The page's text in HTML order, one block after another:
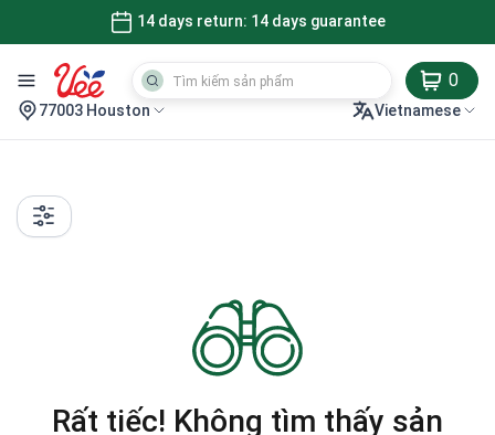
14 days return: 14 days guarantee
0
77003 Houston Vietnamese
Rất tiếc! Không tìm thấy sản